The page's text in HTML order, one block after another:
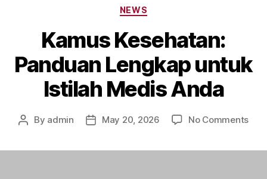
Alat
Kesehatan
Categories
NEWS
Kamus Kesehatan:
Panduan Lengkap untuk
Istilah Medis Anda
Post
By admin
PostMay 20, 2026 No Commentson